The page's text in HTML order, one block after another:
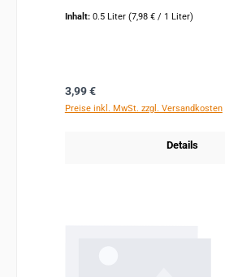
Inhalt: 0.5 Liter (7,98 € / 1 Liter)
Regulärer Preis:
3,99 €
Preise inkl. MwSt. zzgl. Versandkosten
Details